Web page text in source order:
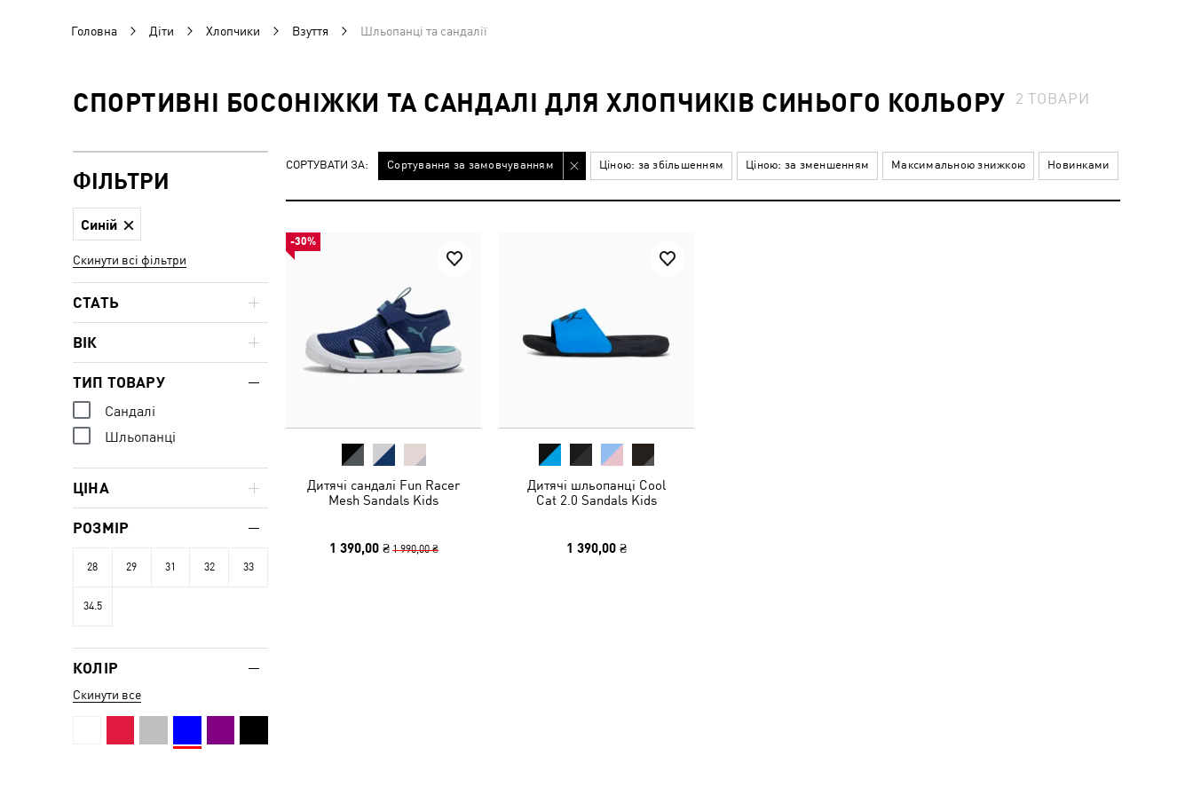
Головна Діти Хлопчики Взуття Шльопанці та сандалії
СПОРТИВНІ БОСОНІЖКИ ТА САНДАЛІ ДЛЯ ХЛОПЧИКІВ СИНЬОГО КОЛЬОРУ 2ТОВАРИ
СОРТУВАТИ ЗА: Сортування за замовчуванням Ціною: за збільшенням Ціною: за зменшенням Максимальною знижкою Новинками
-30%
Дитячі сандалі Fun Racer
Mesh Sandals Kids
1 390,00 ₴ 1 990,00 ₴
Дитячі шльопанці Cool
Cat 2.0 Sandals Kids
1 390,00 ₴
ФІЛЬТРИ
Синій
Скинути всі фільтри
СТАТЬ
ВІК
ТИП ТОВАРУ
Сандалі
Шльопанці
ЦІНА
РОЗМІР
28 29 31 32 33
34.5
КОЛІР
Скинути все